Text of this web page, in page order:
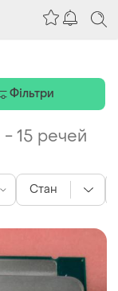
-15 речей
Стан
Фільтри